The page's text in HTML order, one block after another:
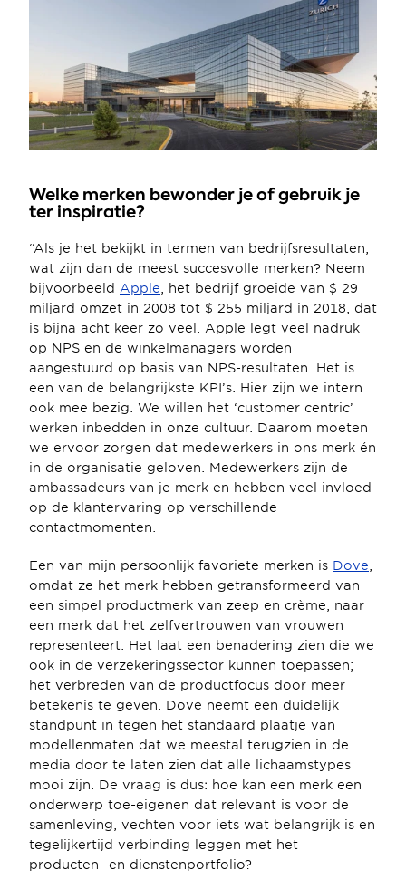
Welke merken bewonder je of gebruik je
ter inspiratie?
“Als je het bekijkt in termen van bedrijfsresultaten,
wat zijn dan de meest succesvolle merken? Neem
bijvoorbeeld Apple , het bedrijf groeide van $ 29
miljard omzet in 2008 tot $ 255 miljard in 2018, dat
is bijna acht keer zo veel. Apple legt veel nadruk
op NPS en de winkelmanagers worden
aangestuurd op basis van NPS-resultaten. Het is
een van de belangrijkste KPI’s. Hier zijn we intern
ook mee bezig. We willen het ‘customer centric’
werken inbedden in onze cultuur. Daarom moeten
we ervoor zorgen dat medewerkers in ons merk én
in de organisatie geloven. Medewerkers zijn de
ambassadeurs van je merk en hebben veel invloed
op de klantervaring op verschillende
contactmomenten.
Een van mijn persoonlijk favoriete merken is Dove
omdat ze het merk hebben getransformeerd van
een simpel productmerk van zeep en crème, naar
een merk dat het zelfvertrouwen van vrouwen
representeert. Het laat een benadering zien die we
ook in de verzekeringssector kunnen toepassen;
het verbreden van de productfocus door meer
betekenis te geven. Dove neemt een duidelijk
standpunt in tegen het standaard plaatje van
modellenmaten dat we meestal terugzien in de
media door te laten zien dat alle lichaamstypes
mooi zijn. De vraag is dus: hoe kan een merk een
onderwerp toe-eigenen dat relevant is voor de
samenleving, vechten voor iets wat belangrijk is en
tegelijkertijd verbinding leggen met het
producten- en dienstenportfolio?